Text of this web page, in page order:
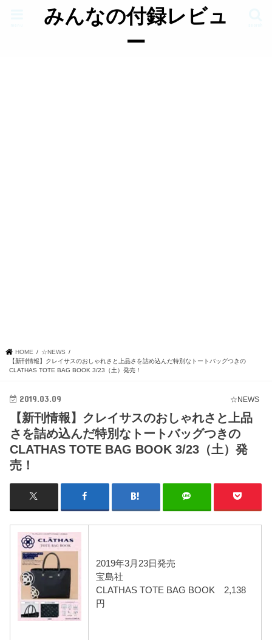
みんなの付録レビュ
ー
HOME
☆NEWS
【新刊情報】クレイサスのおしゃれさと上品さを詰め込んだ特別なトートバッグつきの
CLATHAS TOTE BAG BOOK 3/23（土）発売！
☆NEWS
2019.03.09
【新刊情報】クレイサスのおしゃれさと上品
さを詰め込んだ特別なトートバッグつきの
CLATHAS TOTE BAG BOOK 3/23（土）発
売！
2019年3月23日発売
宝島社
CLATHAS TOTE BAG BOOK 2,138
円